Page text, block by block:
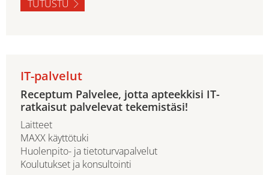
TUTUSTU
IT-palvelut
Receptum Palvelee, jotta apteekkisi IT-
ratkaisut palvelevat tekemistäsi!
Laitteet
MAXX käyttötuki
Huolenpito- ja tietoturvapalvelut
Koulutukset ja konsultointi